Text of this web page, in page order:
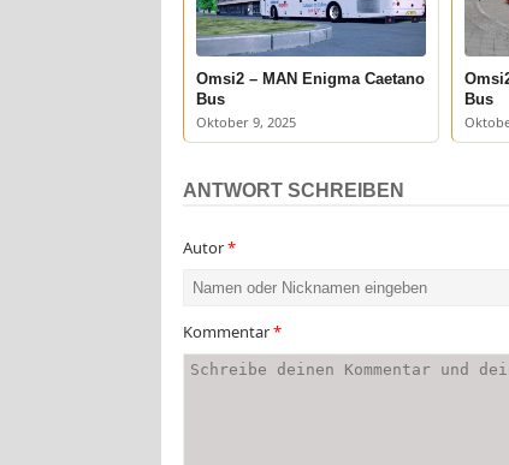
Omsi2 – MAN Enigma Caetano
Bus
Oktober 9, 2025
Bus
ANTWORT SCHREIBEN
Autor*
Kommentar*